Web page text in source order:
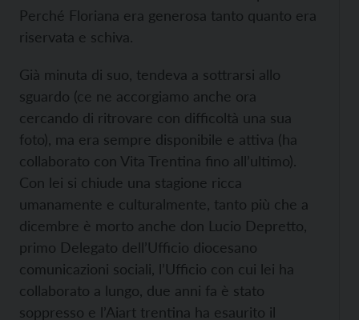
Perché Floriana era generosa tanto quanto era
riservata e schiva.
Già minuta di suo, tendeva a sottrarsi allo
sguardo (ce ne accorgiamo anche ora
cercando di ritrovare con difficoltà una sua
foto), ma era sempre disponibile e attiva (ha
collaborato con Vita Trentina fino all’ultimo).
Con lei si chiude una stagione ricca
umanamente e culturalmente, tanto più che a
dicembre è morto anche don Lucio Depretto,
primo Delegato dell’Ufficio diocesano
comunicazioni sociali, l’Ufficio con cui lei ha
collaborato a lungo, due anni fa è stato
soppresso e l’Aiart trentina ha esaurito il